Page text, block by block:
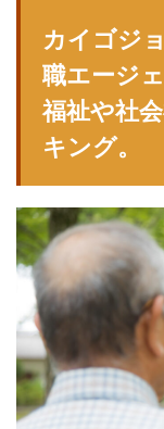
カイゴジ
職エージ
福祉や社
キング。